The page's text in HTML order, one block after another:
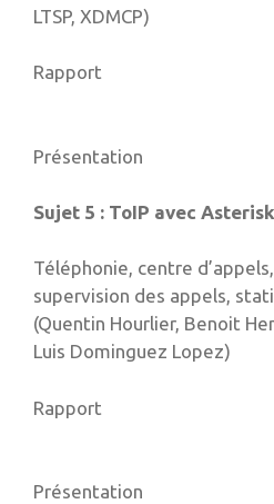
LTSP, XDMCP)
Rapport
Présentation
Sujet 5 : ToIP avec Asterisk
Téléphonie, centre
supervision des appels,
(Quentin Hourlier, Benoit
Luis Dominguez Lopez)
Rapport
Présentation